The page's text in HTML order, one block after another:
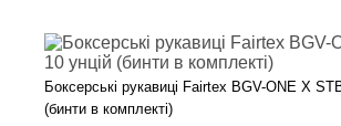
Боксерські рукавиці Fairtex BGV-ONE X
(бинти в комплекті)